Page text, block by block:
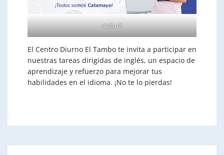
default
El Centro Diurno El Tambo te invita a participar en
nuestras tareas dirigidas de inglés, un espacio de
aprendizaje y refuerzo para mejorar tus
habilidades en el idioma. ¡No te lo pierdas!